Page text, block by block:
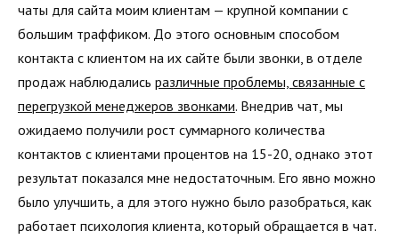
чаты для сайта моим клиентам — крупной компании с
большим траффиком. До этого основным способом
контакта с клиентом на их сайте были звонки, в отделе
продаж наблюдались различные проблемы, связанные с
перегрузкой менеджеров звонками. Внедрив чат, мы
ожидаемо получили рост суммарного количества
контактов с клиентами процентов на 15-20, однако этот
результат показался мне недостаточным. Его явно можно
было улучшить, а для этого нужно было разобраться, как
работает психология клиента, который обращается в чат.